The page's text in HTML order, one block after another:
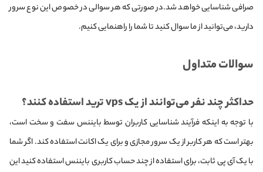
صرافی شناسایی خواهد شد.در صورتی که هر سوالی در خصوص این نوع سرور
دارید، می‌توانید از ما سوال کنید تا شما را راهنمایی کنیم.
سوالات متداول
حداکثر چند نفر می‌توانند از یک vps ترید استفاده کنند؟
با توجه به اینکه فرآیند شناسایی کاربران توسط بایننس سفت و سخت است،
بهتر است که هر کاربر از یک سرور مجازی و برای یک اکانت استفاده کند. اگر شما
با یک آی پی ثابت، برای استفاده از چند حساب کاربری بایننس استفاده کنید این